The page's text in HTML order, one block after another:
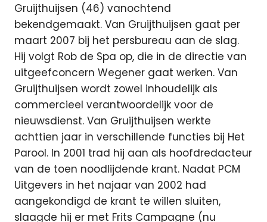
Gruijthuijsen (46) vanochtend
bekendgemaakt. Van Gruijthuijsen gaat per
maart 2007 bij het persbureau aan de slag.
Hij volgt Rob de Spa op, die in de directie van
uitgeefconcern Wegener gaat werken. Van
Gruijthuijsen wordt zowel inhoudelijk als
commercieel verantwoordelijk voor de
nieuwsdienst. Van Gruijthuijsen werkte
achttien jaar in verschillende functies bij Het
Parool. In 2001 trad hij aan als hoofdredacteur
van de toen noodlijdende krant. Nadat PCM
Uitgevers in het najaar van 2002 had
aangekondigd de krant te willen sluiten,
slaagde hij er met Frits Campagne (nu